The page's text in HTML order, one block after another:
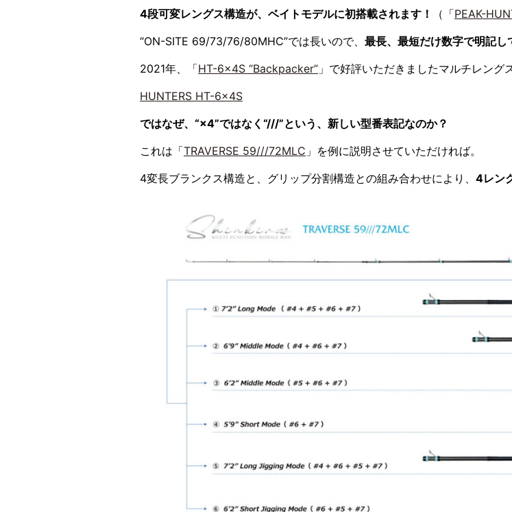
4段可変レングス構造が、ベイトモデルに初搭載されます！ （「PEAK-
“ON-SITE 69/73/76/80MHC”では長いので、 最長、最短だけ数字で明記し
2021年、「HT-6×4S “Backpacker” 」で好評いただきましたマルチレング
HUNTERS HT-6x4S
ではなぜ、“×4”ではなく“///”という、新しい型番表記なのか？
これは「TRAVERSE 59///72MLC 」を例に説明させていただければ。
4変長ブランクス構造と、グリップ分割構造との組み合わせにより、 4レン